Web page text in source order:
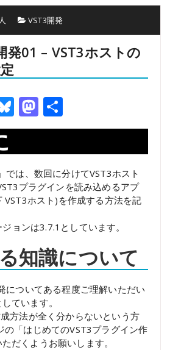
VST3開発
発01 – VST3ホストの
Bluesky
Mastodon
有
では、数回に分けてVST3ホスト
プラグインを読み込めるアプ
VST3ホスト)を作成する方法を記
ョンは3.7.1としています。
知識について
についてある程度ご理解いただい
ています。
方法が全く分からないという方
の「はじめてのVST3プラグイン作
だくようお願いします。